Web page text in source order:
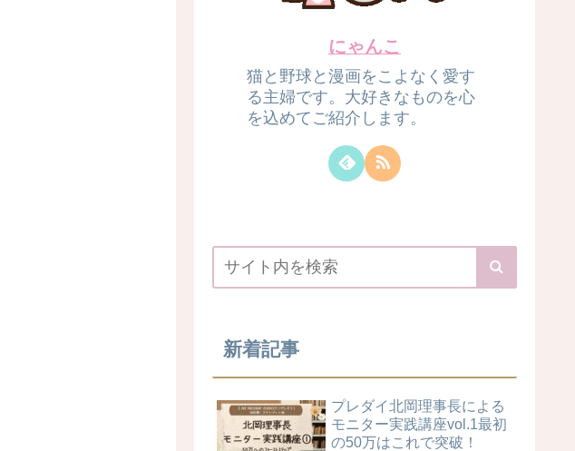
にゃんこ
猫と野球と漫画をこよなく愛す
る主婦です。大好きなものを心
を込めてご紹介します。
新着記事
プレダイ北岡理事長による
モニター実践講座vol.1最初
の50万はこれで突破！